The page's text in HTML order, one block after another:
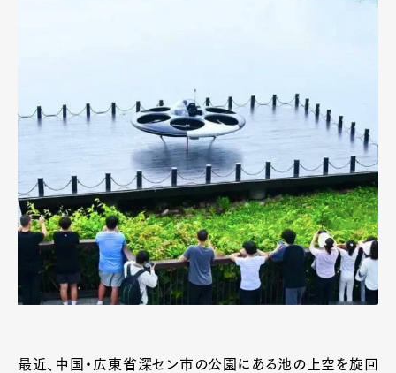
最近、中国・広東省深セン市の公園にある池の上空を旋回